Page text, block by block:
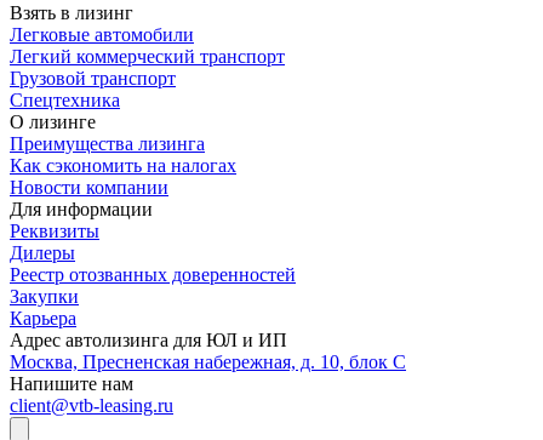
Взять в лизинг
Легковые автомобили
Легкий коммерческий транспорт
Грузовой транспорт
Спецтехника
О лизинге
Преимущества лизинга
Как сэкономить на налогах
Новости компании
Для информации
Реквизиты
Дилеры
Реестр отозванных доверенностей
Закупки
Карьера
Адрес автолизинга для ЮЛ и ИП
Москва, Пресненская набережная, д. 10, блок С
Напишите нам
client@vtb-leasing.ru